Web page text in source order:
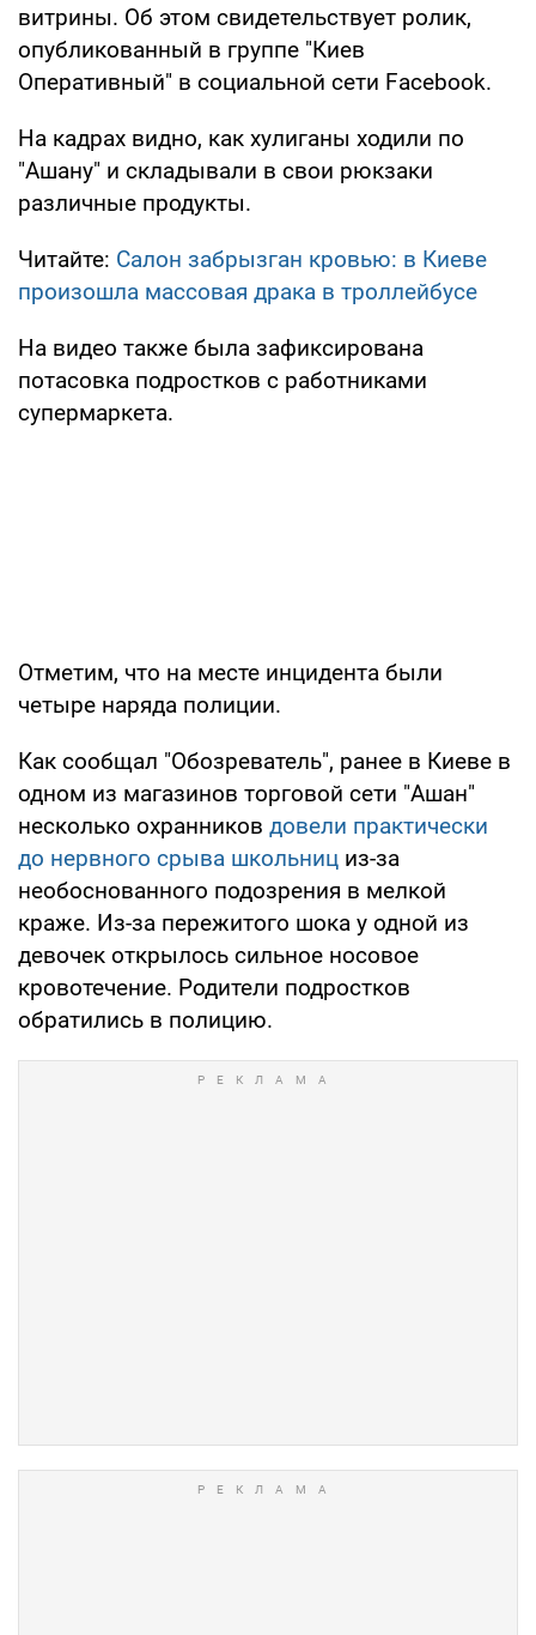
витрины. Об этом свидетельствует ролик,
опубликованный в группе "Киев
Оперативный" в социальной сети Facebook.
На кадрах видно, как хулиганы ходили по
"Ашану" и складывали в свои рюкзаки
различные продукты.
Читайте: Салон забрызган кровью: в Киеве
произошла массовая драка в троллейбусе
На видео также была зафиксирована
потасовка подростков с работниками
супермаркета.
Отметим, что на месте инцидента были
четыре наряда полиции.
Как сообщал "Обозреватель", ранее в Киеве в
одном из магазинов торговой сети "Ашан"
несколько охранников довели практически
до нервного срыва школьниц из-за
необоснованного подозрения в мелкой
краже. Из-за пережитого шока у одной из
девочек открылось сильное носовое
кровотечение. Родители подростков
обратились в полицию.